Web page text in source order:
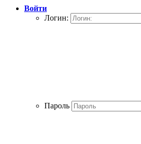
Войти
Логин:
Пароль